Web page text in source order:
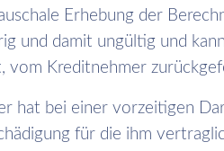
Erhebung der
und damit ungültig und
vom Kreditnehmer
hat bei einer vorzeitigen
für die ihm